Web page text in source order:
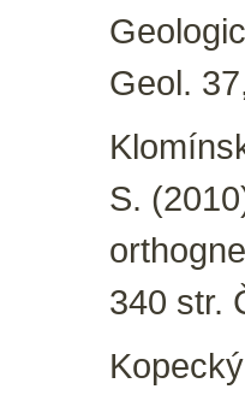
Geol.
S.
340 str.